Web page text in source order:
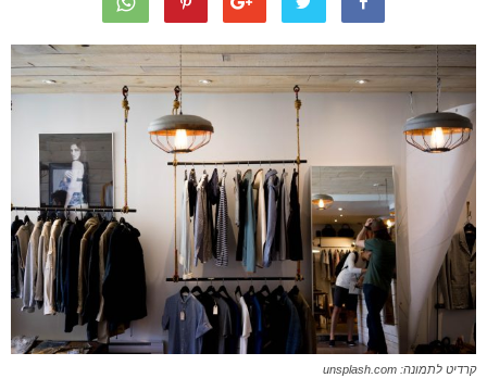
קרדיט לתמונה: unsplash.com